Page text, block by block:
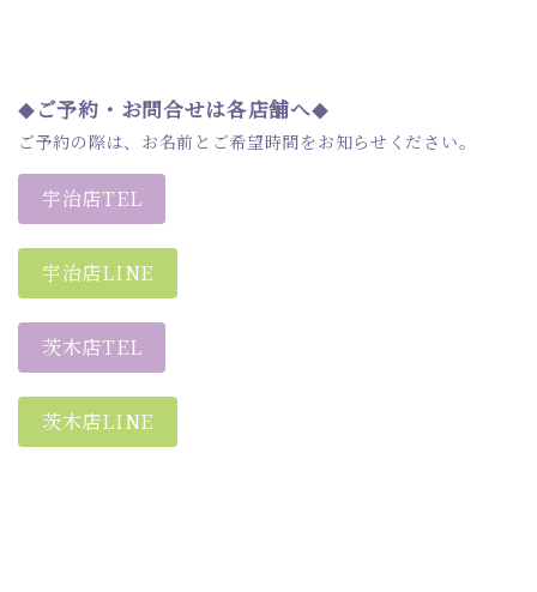
◆ ご予約・お問合せは各店舗へ◆
ご予約の際は、お名前とご希望時間をお知らせください。
宇治店TEL
宇治店LINE
茨木店TEL
茨木店LINE